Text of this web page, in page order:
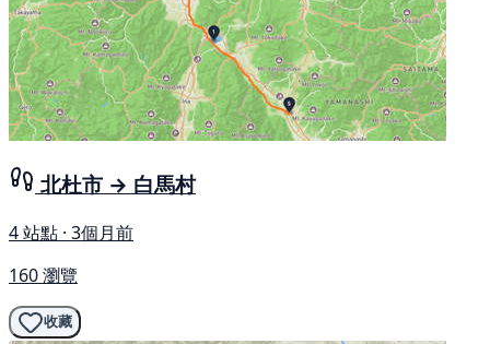
北杜市 → 白馬村
4 站點 · 3個月前
160 瀏覽
收藏